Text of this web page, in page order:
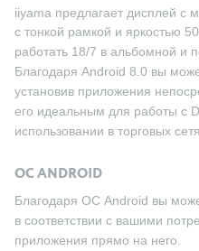
iiyama предлагает дисплей с
с тонкой рамкой и яркостью
работать 18/7 в альбомной и
Благодаря Android 8.0 вы
установив приложения
его идеальным для работы с
использовании в торговых
ОС ANDROID
Благодаря ОС Android вы
в соответствии с вашими
приложения прямо на него.